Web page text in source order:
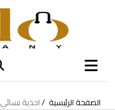
الصفحة الرئيسية احذية نسائي